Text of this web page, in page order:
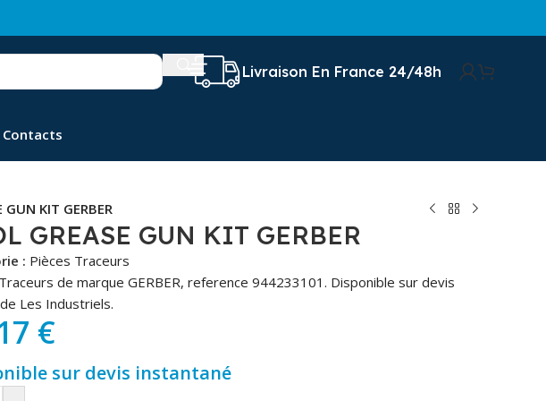
Livraison En France 24/48h
Contacts
GUN KIT GERBER
GREASE GUN KIT GERBER
: Pièces Traceurs
de marque GERBER, reference 944233101. Disponible sur devis
Les Industriels.
€
sur devis instantané